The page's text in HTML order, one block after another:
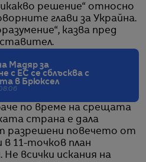
решение“ относно
глави за Украйна.
казва пред
Мадяр за
с ЕС се сблъсква с
в Брюксел
по време на срещата
страна е дала
разрешени повечето от
в 11-точков план
всички искания на